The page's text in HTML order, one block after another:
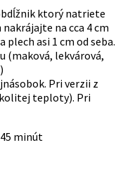
ktorý natriete
na cca 4 cm
asi 1 cm od seba.
(maková, lekvárová,
Pri verzii z
teploty). Pri
minút